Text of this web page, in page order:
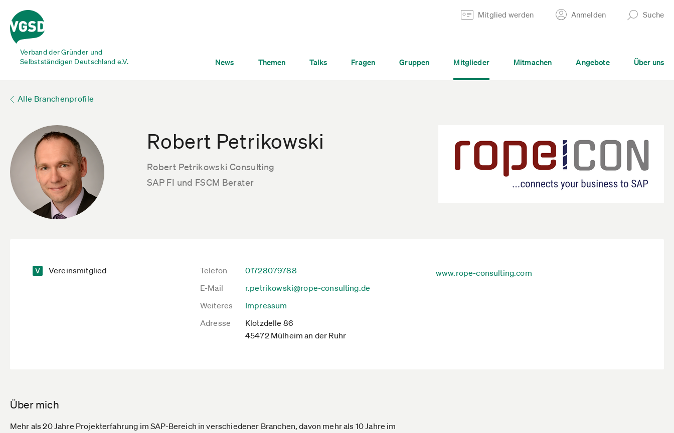
Verband der Gründer und
Selbstständigen Deutschland e.V.
Mitglied werden Anmelden Suche
News Themen Talks Fragen Gruppen Mitglieder Mitmachen Angebote Über uns
Alle Branchenprofile
Robert Petrikowski
Robert Petrikowski Consulting
SAP FI und FSCM Berater
Vereinsmitglied Telefon
01728079788
E-Mail
r.petrikowski@rope-consulting.de
Weiteres
Impressum
Adresse
Klotzdelle 86
45472 Mülheim an der Ruhr
www.rope-consulting.com
Über mich
Mehr als 20 Jahre Projekterfahrung im SAP-Bereich in verschiedener Branchen, davon mehr als 10 Jahre im